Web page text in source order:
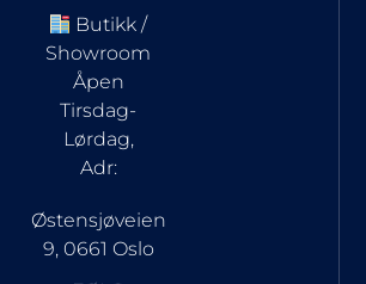
Butikk /
Showroom
Åpen
Tirsdag-
Lørdag,
Adr:
Østensjøveien
9, 0661 Oslo